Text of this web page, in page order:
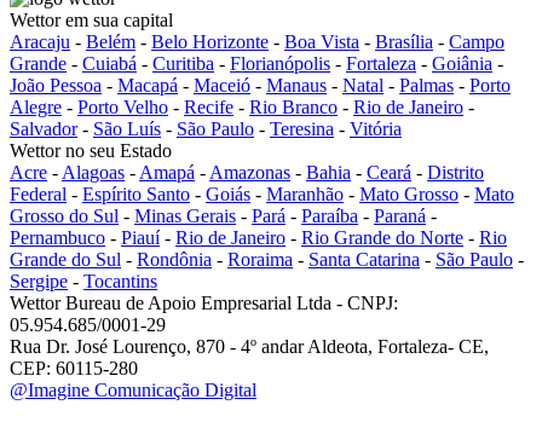
Wettor em sua capital
Aracaju - Belém - Belo Horizonte - Boa Vista - Brasília - Campo
Grande - Cuiabá - Curitiba - Florianópolis - Fortaleza - Goiânia -
João Pessoa - Macapá - Maceió - Manaus - Natal - Palmas - Porto
Alegre - Porto Velho - Recife - Rio Branco - Rio de Janeiro -
Salvador- São Luís - São Paulo - Teresina - Vitória
Wettor no seu Estado
Acre - Alagoas - Amapá - Amazonas - Bahia - Ceará - Distrito
Federal - Espírito Santo - Goiás - Maranhão - Mato Grosso - Mato
Grosso do Sul - Minas Gerais - Pará - Paraíba - Paraná -
Pernambuco - Piauí- Rio de Janeiro - Rio Grande do Norte - Rio
Grande do Sul - Rondônia - Roraima - Santa Catarina - São Paulo -
Sergipe - Tocantins
Wettor Bureau de Apoio Empresarial Ltda - CNPJ:
05.954.685/0001-29
Rua Dr. José Lourenço, 870 - 4º andar Aldeota, Fortaleza- CE,
CEP: 60115-280
@Imagine Comunicação Digital